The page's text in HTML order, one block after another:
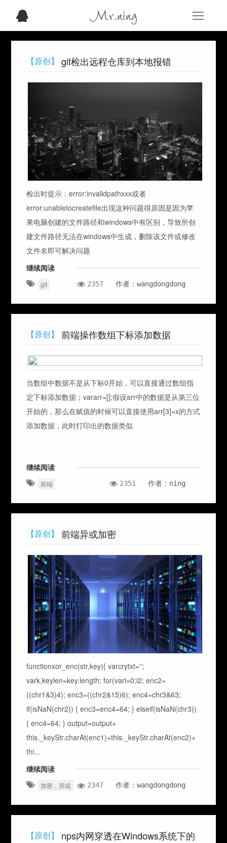
Mr.ning
【原创】 git检出远程仓库到本地报错
检出时提示：error:invalidpathxxx或者
error:unabletocreatefile出现这种问题得原因是因为苹
果电脑创建的文件路径和windows中有区别，导致所创
建文件路径无法在windows中生成，删除该文件或修改
文件名即可解决问题
继续阅读
git 2357 作者：wangdongdong
【原创】 前端操作数组下标添加数据
当数组中数据不是从下标0开始，可以直接通过数组指
定下标添加数据；vararr=[];假设arr中的数据是从第三位
开始的，那么在赋值的时候可以直接使用arr[3]=x的方式
添加数据，此时打印出的数据类似
继续阅读
前端 2351 作者：ning
【原创】 前端异或加密
functionxor_enc(str,key){ varcrytxt='';
vark,keylen=key.length; for(vari=0;i2; enc2=
((chr1&3)4); enc3=((chr2&15)6); enc4=chr3&63;
if(isNaN(chr2)) { enc3=enc4=64; } elseif(isNaN(chr3))
{ enc4=64; } output=output+
this._keyStr.charAt(enc1)+this._keyStr.charAt(enc2)+
thi...
继续阅读
加密，异或 2347 作者：wangdongdong
【原创】
nps内网穿透在Windows系统下的